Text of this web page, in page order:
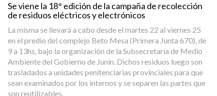
Se viene la 18° edición de la campaña de recolección
de residuos eléctricos y electrónicos
La misma se llevará a cabo desde el martes 22 al viernes 25
en el predio del complejo Beto Mesa (Primera Junta 670), de
9 a 13hs, bajo la organización de la Subsecretaría de Medio
Ambiente del Gobierno de Junín. Dichos residuos luego son
trasladados a unidades penitenciarias provinciales para que
sean examinados por los internos y se separen las partes que
son reutilizables.